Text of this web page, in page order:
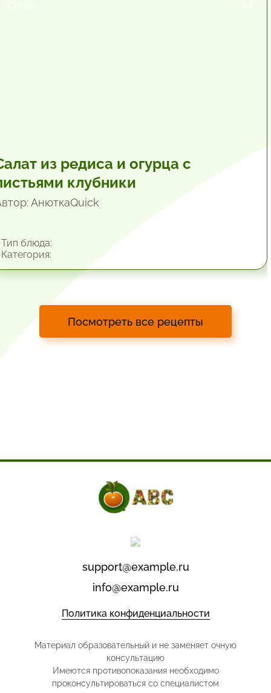
из редиса и огурца с
клубники
АнюткаQuiсk
блюда:
Посмотреть все рецепты
support@example.ru
info@example.ru
Политика конфиденциальности
Материал образовательный и не заменяет очную
консультацию
Имеются противопоказания необходимо
проконсультироваться со специалистом